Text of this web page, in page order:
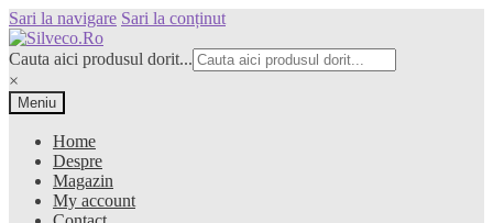
Sari la navigare Sari la conținut
Cauta aici produsul dorit...
×
Meniu
Home
Despre
Magazin
My account